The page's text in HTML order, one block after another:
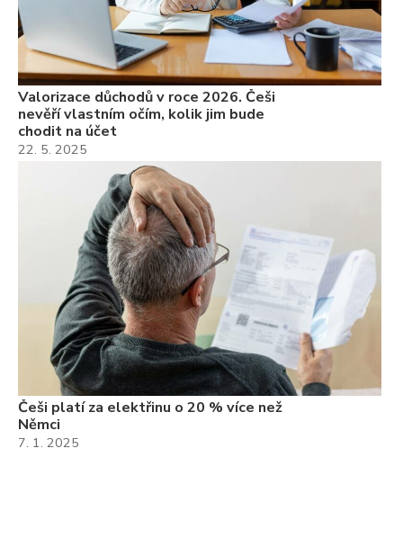
Valorizace důchodů v roce 2026. Češi
nevěří vlastním očím, kolik jim bude
chodit na účet
22. 5. 2025
Češi platí za elektřinu o 20 % více než
Němci
7. 1. 2025